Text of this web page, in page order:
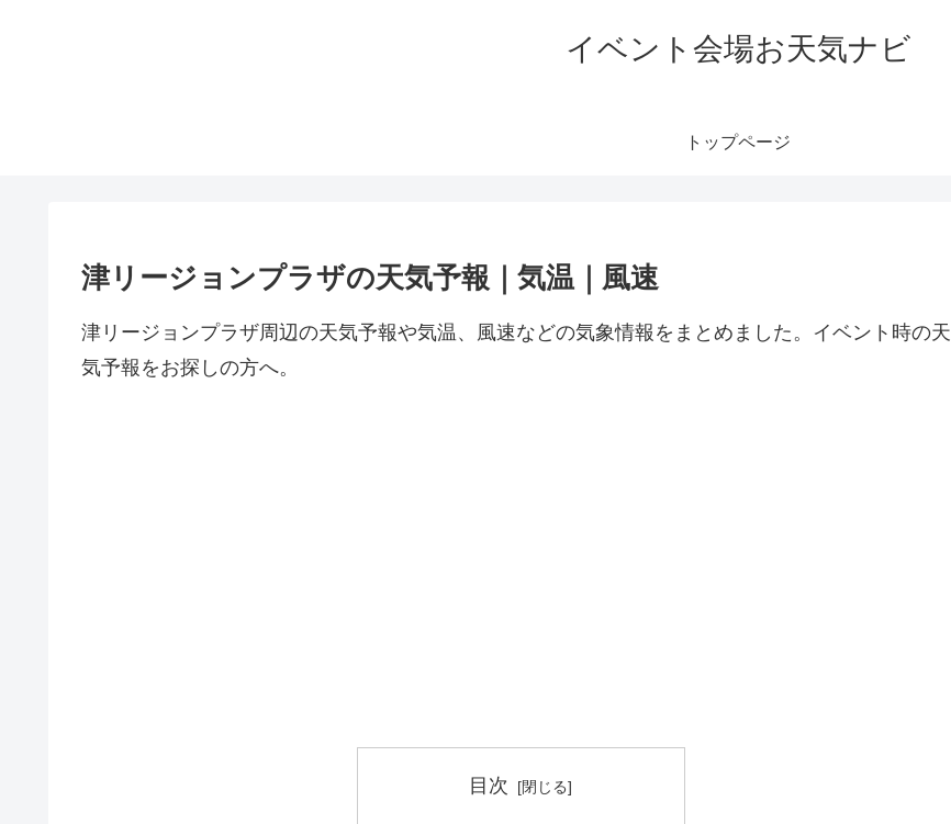
イベント会場お天気ナビ
トップページ
津リージョンプラザの天気予報｜気温｜風速
津リージョンプラザ周辺の天気予報や気温、風速などの気象情報をまとめました。イベント時の天
気予報をお探しの方へ。
目次